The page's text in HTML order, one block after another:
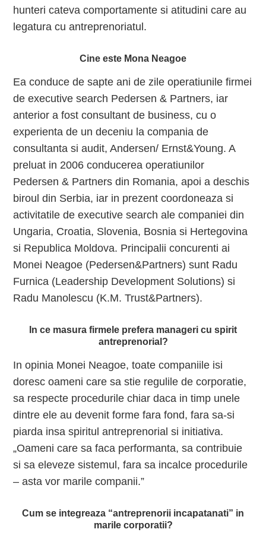
hunteri cateva comportamente si atitudini care au
legatura cu antreprenoriatul.
Cine este Mona Neagoe
Ea conduce de sapte ani de zile operatiunile firmei
de executive search Pedersen & Partners, iar
anterior a fost consultant de business, cu o
experienta de un deceniu la compania de
consultanta si audit, Andersen/ Ernst&Young. A
preluat in 2006 conducerea operatiunilor
Pedersen & Partners din Romania, apoi a deschis
biroul din Serbia, iar in prezent coordoneaza si
activitatile de executive search ale companiei din
Ungaria, Croatia, Slovenia, Bosnia si Hertegovina
si Republica Moldova. Principalii concurenti ai
Monei Neagoe (Pedersen&Partners) sunt Radu
Furnica (Leadership Development Solutions) si
Radu Manolescu (K.M. Trust&Partners).
In ce masura firmele prefera manageri cu spirit
antreprenorial?
In opinia Monei Neagoe, toate companiile isi
doresc oameni care sa stie regulile de corporatie,
sa respecte procedurile chiar daca in timp unele
dintre ele au devenit forme fara fond, fara sa-si
piarda insa spiritul antreprenorial si initiativa.
„Oameni care sa faca performanta, sa contribuie
si sa eleveze sistemul, fara sa incalce procedurile
– asta vor marile companii.”
Cum se integreaza “antreprenorii incapatanati” in
marile corporatii?